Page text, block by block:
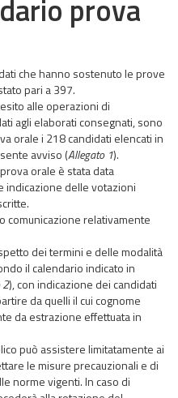
prova
che hanno sostenuto le prove
pari a 397.
alle operazioni di
agli elaborati consegnati, sono
orale i 218 candidati elencati in
avviso (Allegato 1).
orale è stata data
indicazione delle votazioni
comunicazione relativamente
dei termini e delle modalità
il calendario indicato in
2), con indicazione dei candidati
da quelli il cui cognome
da estrazione effettuata in
può assistere limitatamente ai
le misure precauzionali e di
norme vigenti. In caso di